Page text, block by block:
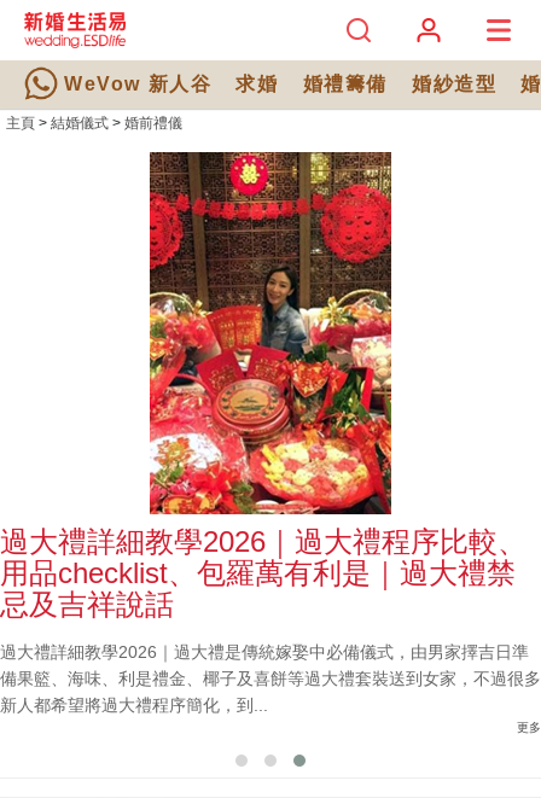
WeVow 新人谷 求婚 婚禮籌備 婚紗造型
主頁 > 結婚儀式 > 婚前禮儀
過大禮詳細教學2026｜過大禮程序比較、
用品checklist、包羅萬有利是｜過大禮禁
忌及吉祥說話
過大禮詳細教學2026｜過大禮是傳統嫁娶中必備儀式，由男家擇吉日準
備果籃、海味、利是禮金、椰子及喜餅等過大禮套裝送到女家，不過很多
新人都希望將過大禮程序簡化，到...
更多